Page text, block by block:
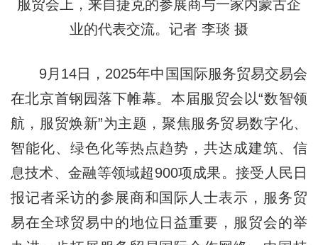
服贸会上，来自捷克的参展商与一家内蒙古企
业的代表交流。记者 李琰 摄
9月14日，2025年中国国际服务贸易交易会
在北京首钢园落下帷幕。本届服贸会以“数智领
航，服贸焕新”为主题，聚焦服务贸易数字化、
智能化、绿色化等热点趋势，共达成建筑、信
息技术、金融等领域超900项成果。接受人民日
报记者采访的参展商和国际人士表示，服务贸
易在全球贸易中的地位日益重要，服贸会的举